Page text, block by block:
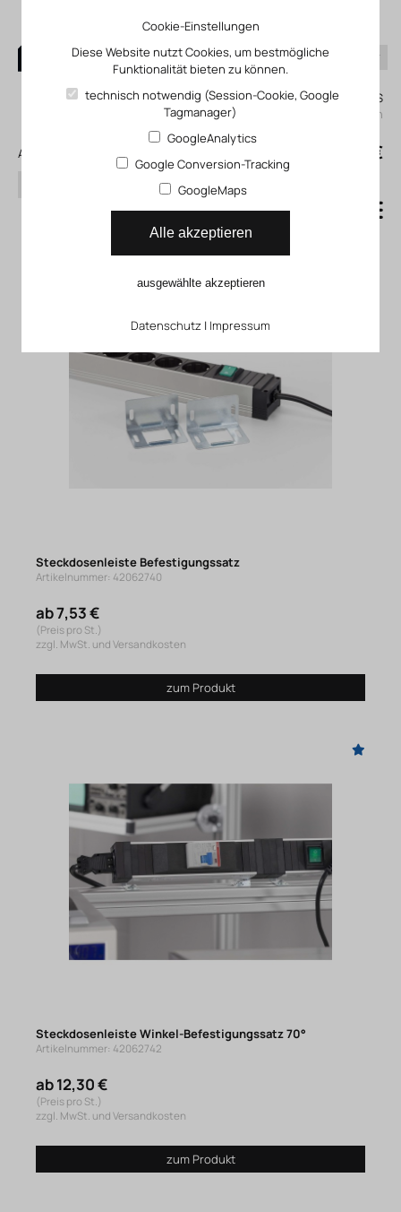
0
Mein KLEFINGHAUS
einloggen
Alle Produkte
Suchen
0,00 €
Energieversorgung
Steckdosenleiste Befestigungssatz
Artikelnummer: 42062740
ab 7,53 €
(Preis pro St.)
zzgl. MwSt. und Versandkosten
zum Produkt
Steckdosenleiste Winkel-Befestigungssatz 70°
Artikelnummer: 42062742
ab 12,30 €
(Preis pro St.)
zzgl. MwSt. und Versandkosten
zum Produkt
Cookie-Einstellungen
Diese Website nutzt Cookies, um bestmögliche
Funktionalität bieten zu können.
technisch notwendig (Session-Cookie, Google
Tagmanager)
GoogleAnalytics
Google Conversion-Tracking
GoogleMaps
Alle akzeptieren
ausgewählte akzeptieren
Datenschutz | Impressum